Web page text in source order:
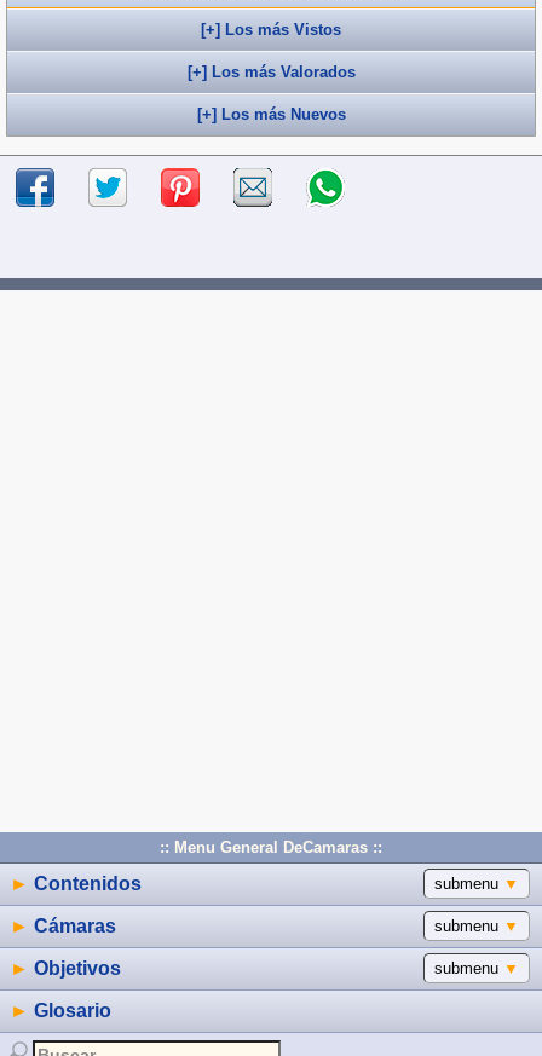
[+] Los más Vistos
[+] Los más Valorados
[+] Los más Nuevos
:: Menu General DeCamaras ::
submenu ▼
► Contenidos
submenu ▼
► Cámaras
submenu ▼
► Objetivos
► Glosario